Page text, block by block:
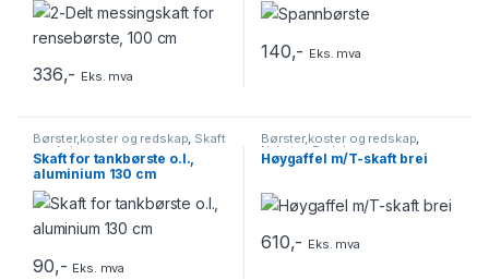
336,- Eks. mva
140,- Eks. mva
Børster,koster og redskap, Skaft
med gjenger
Skaft for tankbørste o.l.,
aluminium 130 cm
90,- Eks. mva
Børster,koster og redskap,
Nyheter,Redskap
Høygaffel m/T-skaft brei
610,- Eks. mva